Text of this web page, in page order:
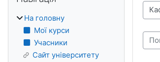
На головну
Мої курси
Учасники
Сайт університету